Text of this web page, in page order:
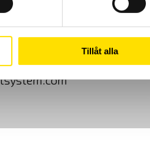
Tillåt alla
Om Oss
00